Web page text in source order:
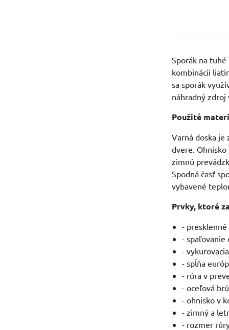
Sporák na
kombinácii
sa sporák
náhradný
Použité
Varná doska
dvere.
zimnú
Spodná časť
vybavené
Prvky, ktoré
-
- spaľovanie
-
- spĺňa
- rúra v
- oceľová
- ohnisko v
- zimný a
- rozmer